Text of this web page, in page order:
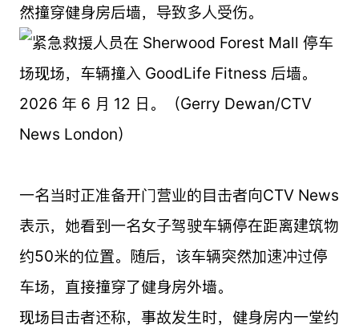
然撞穿健身房后墙，导致多人受伤。
一名当时正准备开门营业的目击者向CTV News
表示，她看到一名女子驾驶车辆停在距离建筑物
约50米的位置。随后，该车辆突然加速冲过停
车场，直接撞穿了健身房外墙。
现场目击者还称，事故发生时，健身房内一堂约